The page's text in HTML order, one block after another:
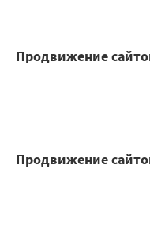
Продвижение
Продвижение